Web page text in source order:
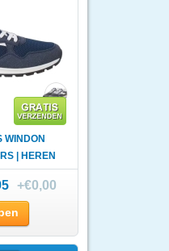
WINDON
| HEREN
+€0,00